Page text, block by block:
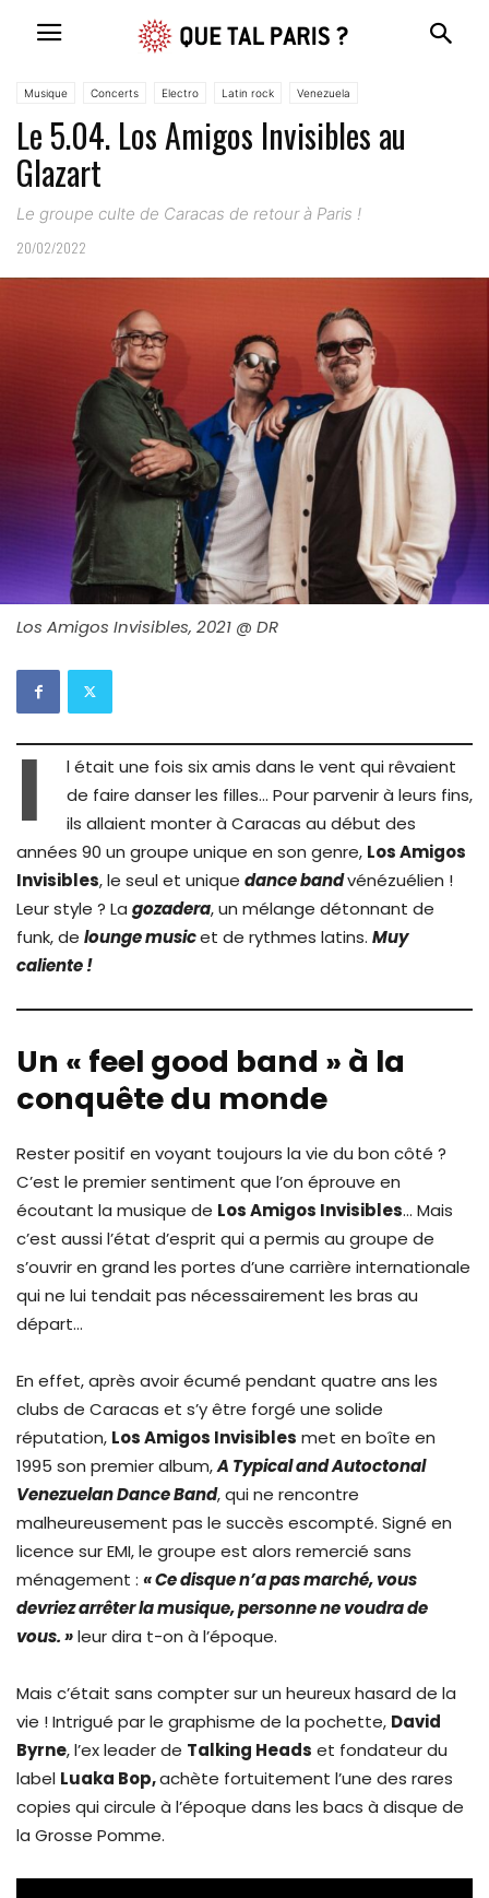
Musique Concerts Electro Latin rock Venezuela
Le 5.04. Los Amigos Invisibles au
Glazart
Le groupe culte de Caracas de retour à Paris !
20/02/2022
Los Amigos Invisibles, 2021 @ DR
I
l était une fois six amis dans le vent qui rêvaient
de faire danser les filles… Pour parvenir à leurs fins,
ils allaient monter à Caracas au début des
années 90 un groupe unique en son genre, Los Amigos
Invisibles, le seul et unique dance bandvénézuélien !
Leur style ? La gozadera, un mélange détonnant de
funk, de lounge musicet de rythmes latins. Muy
caliente !
Un « feel good band » à la
conquête du monde
Rester positif en voyant toujours la vie du bon côté ?
C’est le premier sentiment que l’on éprouve en
écoutant la musique de Los Amigos Invisibles… Mais
c’est aussi l’état d’esprit qui a permis au groupe de
s’ouvrir en grand les portes d’une carrière internationale
qui ne lui tendait pas nécessairement les bras au
départ…
En effet, après avoir écumé pendant quatre ans les
clubs de Caracas et s’y être forgé une solide
réputation, Los Amigos Invisibles met en boîte en
1995 son premier album,A Typical and Autoctonal
Venezuelan Dance Band, qui ne rencontre
malheureusement pas le succès escompté. Signé en
licence sur EMI, le groupe est alors remercié sans
ménagement : « Ce disque n’a pas marché, vous
devriez arrêter la musique, personne ne voudra de
vous. »leur dira t-on à l’époque.
Mais c’était sans compter sur un heureux hasard de la
vie ! Intrigué par le graphisme de la pochette, David
Byrne, l’ex leader de Talking Heads et fondateur du
label Luaka Bop,achète fortuitement l’une des rares
copies qui circule à l’époque dans les bacs à disque de
la Grosse Pomme.